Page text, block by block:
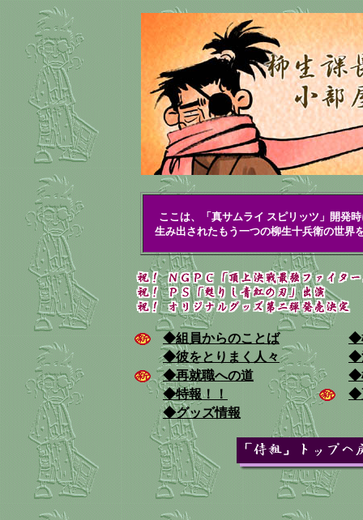
ここは、「真サムライ スピリッツ」開発
生み出されたもう一つの柳生十兵衛の世界
◆組員からのことば
◆
◆彼をとりまく人々
◆
◆再就職への道
◆
◆特報！！
◆
◆グッズ情報